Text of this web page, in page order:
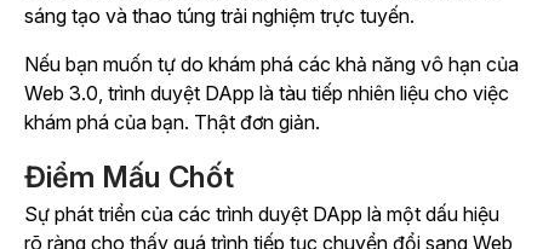
sáng tạo và thao túng trải nghiệm trực tuyến.
Nếu bạn muốn tự do khám phá các khả năng vô hạn của
Web 3.0, trình duyệt DApp là tàu tiếp nhiên liệu cho việc
khám phá của bạn. Thật đơn giản.
Điểm Mấu Chốt
Sự phát triển của các trình duyệt DApp là một dấu hiệu
rõ ràng cho thấy quá trình tiếp tục chuyển đổi sang Web